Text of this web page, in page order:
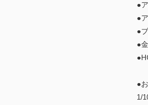
●
●
●
●
●
1/